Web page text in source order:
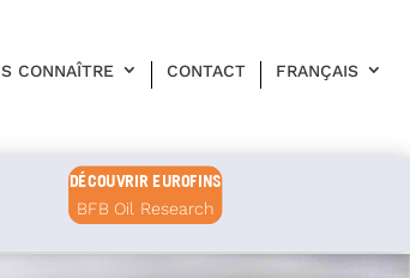
CONNAÎTRE CONTACT FRANÇAIS
DÉCOUVRIR EUROFINS
BFB Oil Research